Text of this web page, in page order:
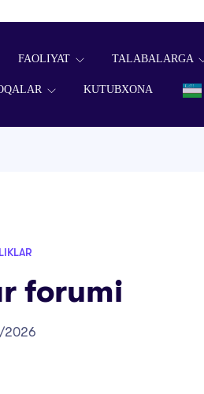
FAOLIYAT TALABALARGA
KUTUBXONA
forumi
2026